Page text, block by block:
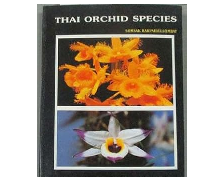
Antiquarische Bücher
Kunst & Sammlerstücke
Verkäufer werden
SCHLIESSEN